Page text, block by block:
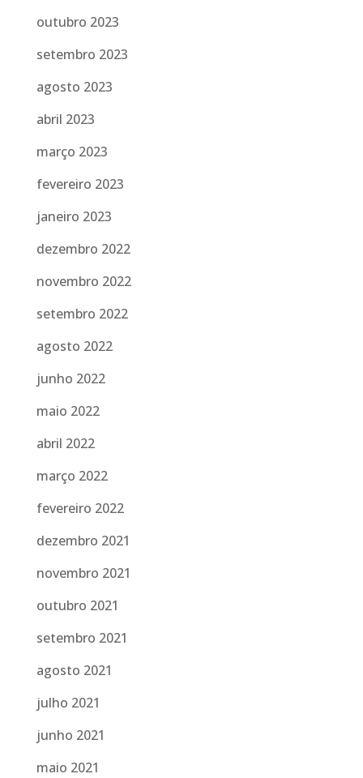
outubro 2023
setembro 2023
agosto 2023
abril 2023
março 2023
fevereiro 2023
janeiro 2023
dezembro 2022
novembro 2022
setembro 2022
agosto 2022
junho 2022
maio 2022
abril 2022
março 2022
fevereiro 2022
dezembro 2021
novembro 2021
outubro 2021
setembro 2021
agosto 2021
julho 2021
junho 2021
maio 2021